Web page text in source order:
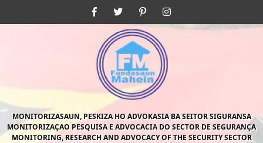
FacebookTwitter Pinterest
MONITORIZASAUN, PESKIZA HO ADVOKASIA BA SEITOR SIGURANSA
MONITORIZAÇAO PESQUISA E ADVOCACIA DO SECTOR DE SEGURANÇA
MONITORING, RESEARCH AND ADVOCACY OF THE SECURITY SECTOR